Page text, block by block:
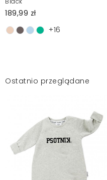
189,99 zł
+16
Ostatnio przeglądane